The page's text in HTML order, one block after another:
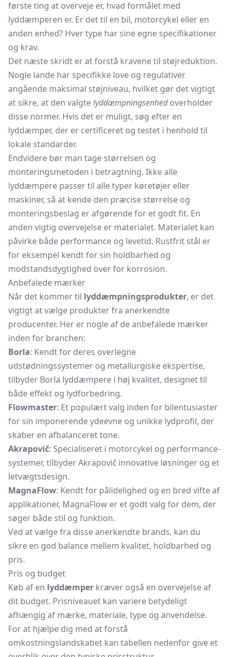
første ting at overveje er, hvad formålet med
lyddæmperen er. Er det til en bil, motorcykel eller en
anden enhed? Hver type har sine egne specifikationer
og krav.
Det næste skridt er at forstå kravene til støjreduktion.
Nogle lande har specifikke love og regulativer
angående maksimal støjniveau, hvilket gør det vigtigt
at sikre, at den valgtelyddæmpningsenhedoverholder
disse normer. Hvis det er muligt, søg efter en
lyddæmper, der er certificeret og testet i henhold til
lokale standarder.
Endvidere bør man tage størrelsen og
monteringsmetoden i betragtning. Ikke alle
lyddæmpere passer til alle typer køretøjer eller
maskiner, så at kende den præcise størrelse og
monteringsbeslag er afgørende for et godt fit. En
anden vigtig overvejelse er materialet. Materialet kan
påvirke både performance og levetid. Rustfrit stål er
for eksempel kendt for sin holdbarhed og
modstandsdygtighed over for korrosion.
Anbefalede mærker
Når det kommer til lyddæmpningsprodukter, er det
vigtigt at vælge produkter fra anerkendte
producenter. Her er nogle af de anbefalede mærker
inden for branchen:
Borla: Kendt for deres overlegne
udstødningssystemer og metallurgiske ekspertise,
tilbyder Borla lyddæmpere i høj kvalitet, designet til
både effekt og lydforbedring.
Flowmaster: Et populært valg inden for bilentusiaster
for sin imponerende ydeevne og unikke lydprofil, der
skaber en afbalanceret tone.
Akrapovič: Specialiseret i motorcykel og performance-
systemer, tilbyder Akrapovič innovative løsninger og et
letvægtsdesign.
MagnaFlow: Kendt for pålidelighed og en bred vifte af
applikationer, MagnaFlow er et godt valg for dem, der
søger både stil og funktion.
Ved at vælge fra disse anerkendte brands, kan du
sikre en god balance mellem kvalitet, holdbarhed og
pris.
Pris og budget
Køb af en lyddæmper kræver også en overvejelse af
dit budget. Prisniveauet kan variere betydeligt
afhængig af mærke, materiale, type og anvendelse.
For at hjælpe dig med at forstå
omkostningslandskabet kan tabellen nedenfor give et